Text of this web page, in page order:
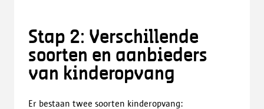
Stap 2: Verschillende
soorten en aanbieders
van kinderopvang
Er bestaan twee soorten kinderopvang: